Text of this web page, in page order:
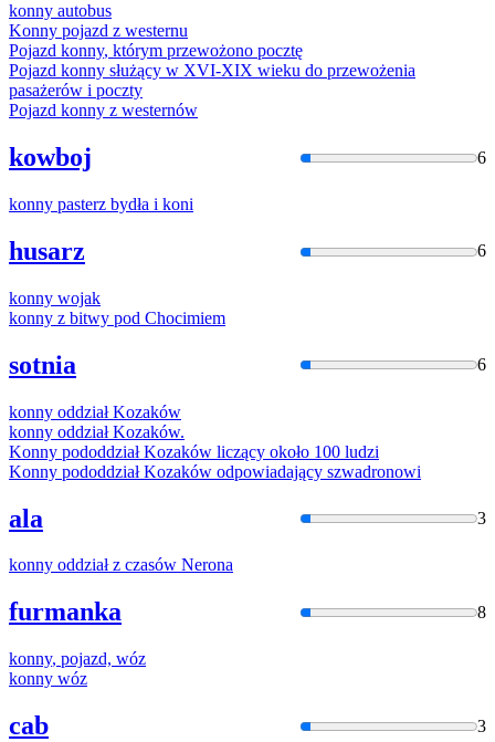
konny autobus
Konny pojazd z westernu
Pojazd konny, którym przewożono pocztę
Pojazd konny służący w XVI-XIX wieku do przewożenia
pasażerów i poczty
Pojazd konny z westernów
kowboj 6
konny pasterz bydła i koni
husarz 6
konny wojak
konny z bitwy pod Chocimiem
sotnia 6
konny oddział Kozaków
konny oddział Kozaków.
Konny pododdział Kozaków liczący około 100 ludzi
Konny pododdział Kozaków odpowiadający szwadronowi
ala 3
konny oddział z czasów Nerona
furmanka 8
konny, pojazd, wóz
konny wóz
cab 3